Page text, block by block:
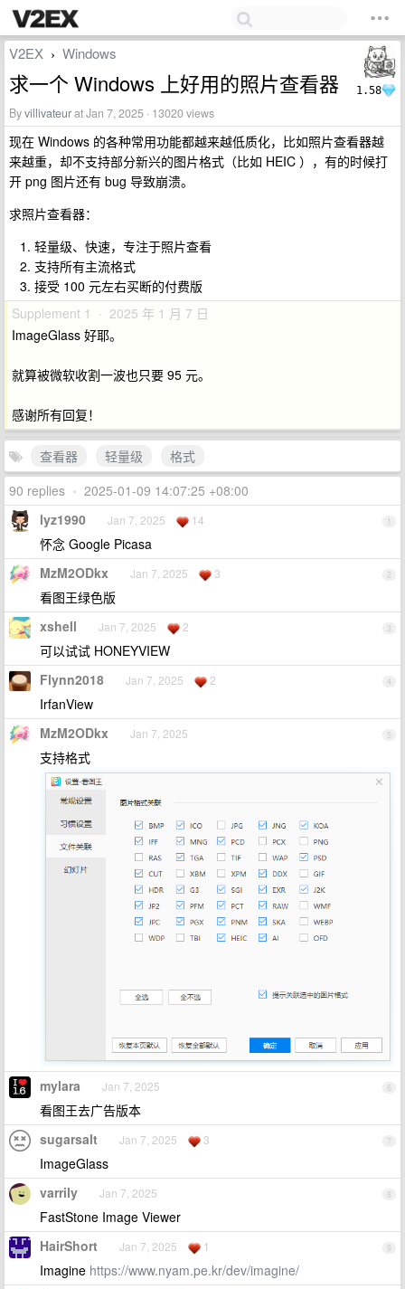
1.58
V2EX › Windows
求一个 Windows 上好用的照片查看器
Byvillivateurat Jan 7, 2025 · 13020 views
现在 Windows 的各种常用功能都越来越低质化，比如照片查看器越
来越重，却不支持部分新兴的图片格式（比如 HEIC ），有的时候打
开 png 图片还有 bug 导致崩溃。
求照片查看器：
轻量级、快速，专注于照片查看
支持所有主流格式
接受 100 元左右买断的付费版
Supplement 1 · 2025 年 1 月 7 日
ImageGlass 好耶。
就算被微软收割一波也只要 95 元。
感谢所有回复！
查看器 轻量级
格式
90 replies • 2025-01-09 14:07:25 +08:00
1
lyz1990 Jan 7, 2025 14
怀念 Google Picasa
2
MzM2ODkx Jan 7, 2025 3
看图王绿色版
3
xshell Jan 7, 2025 2
可以试试 HONEYVIEW
4
Flynn2018 Jan 7, 2025 2
IrfanView
5
MzM2ODkx Jan 7, 2025
支持格式
6
mylara Jan 7, 2025
看图王去广告版本
7
sugarsalt Jan 7, 2025 3
ImageGlass
8
varrily Jan 7, 2025
FastStone Image Viewer
9
HairShort Jan 7, 2025 1
Imagine https://www.nyam.pe.kr/dev/imagine/